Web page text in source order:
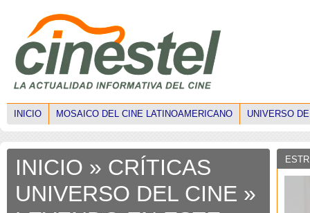
INICIO MOSAICO DEL CINE LATINOAMERICANO UNIVERSO
INICIO » CRÍTICAS
UNIVERSO DEL CINE »